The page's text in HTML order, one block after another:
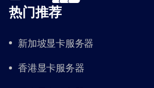
热门推荐
新加坡显卡服务器
香港显卡服务器